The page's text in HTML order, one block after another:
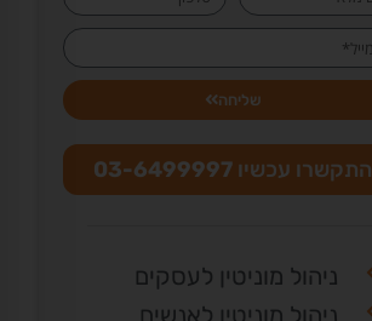
שליחה
התקשרו עכשיו 03-6499997
ניהול מוניטין לעסקים
ניהול מוניטין לאנשים